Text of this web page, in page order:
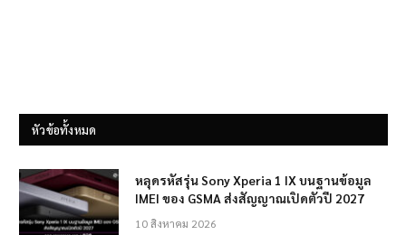
หัวข้อทั้งหมด
หลุดรหัสรุ่น Sony Xperia 1 IX บนฐานข้อมูล
IMEI ของ GSMA ส่งสัญญาณเปิดตัวปี 2027
10 สิงหาคม 2026